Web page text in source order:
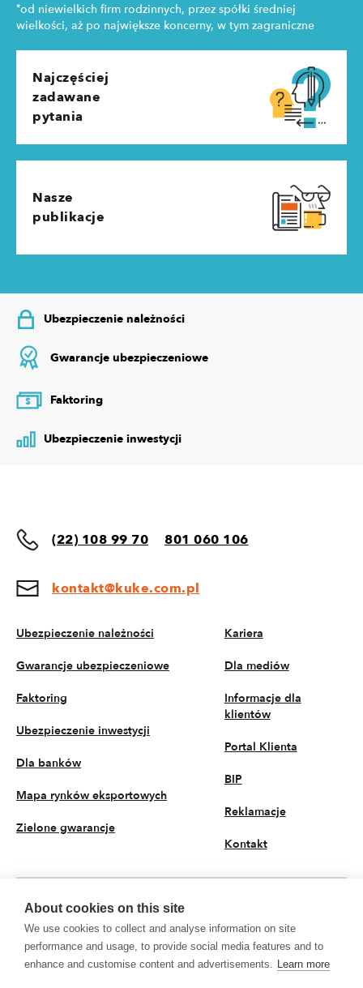
*od niewielkich firm rodzinnych, przez spółki średniej
wielkości, aż po największe koncerny, w tym zagraniczne
Najczęściej
zadawane
pytania
Nasze
publikacje
Ubezpieczenie należności
Gwarancje ubezpieczeniowe
$ Faktoring
Ubezpieczenie inwestycji
(22) 108 99 70 801 060 106
kontakt@kuke.com.pl
Ubezpieczenie należności
Gwarancje ubezpieczeniowe
Faktoring
Ubezpieczenie inwestycji
Dla banków
Mapa rynków eksportowych
Zielone gwarancje
Kariera
Dla mediów
Informacje dla
klientów
Portal Klienta
BIP
Reklamacje
Kontakt
© 2026 KUKE S.A. Wszystkie prawa zastrzeżone
Polityka prywatności
Przetwarzanie danych osobowych
PL
About cookies on this site
We use cookies to collect and analyse information on site
performance and usage, to provide social media features and to
enhance and customise content and advertisements. Learn more